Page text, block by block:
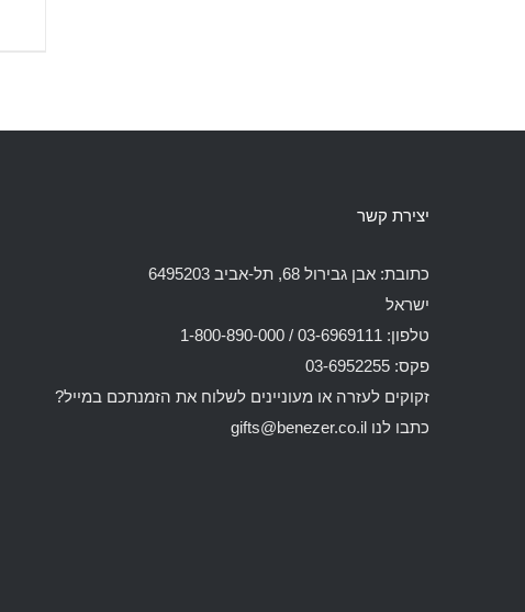
יצירת קשר
כתובת: אבן גבירול 68, תל-אביב 6495203
ישראל
טלפון: 03-6969111 / 1-800-890-000
פקס: 03-6952255
זקוקים לעזרה או מעוניינים לשלוח את הזמנתכם במייל?
כתבו לנו gifts@benezer.co.il